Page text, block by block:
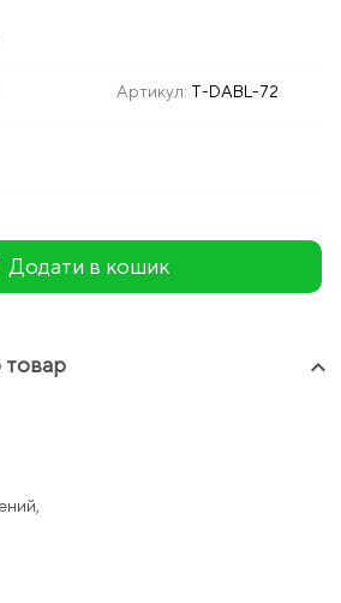
Артикул: T-DABL-72
Додати в кошик
товар keyboard_arrow_up